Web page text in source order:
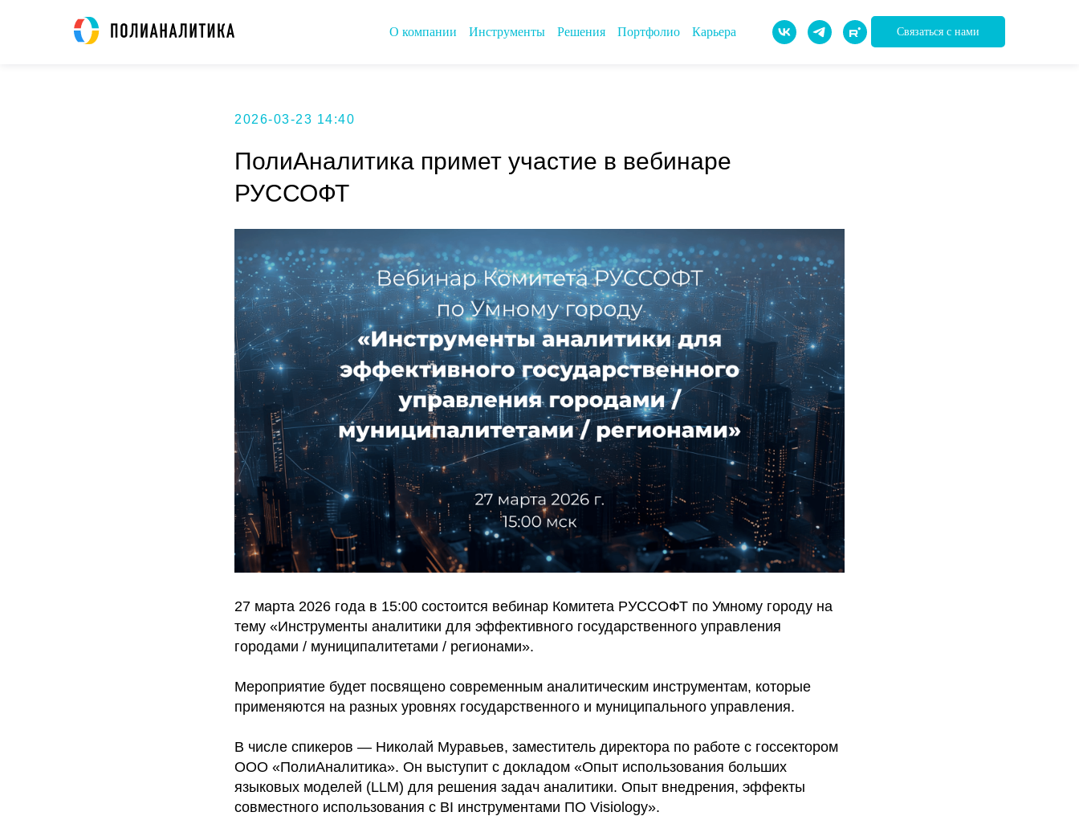
О компании Инструменты Решения Портфолио Карьера Связаться с нами
2026-03-23 14:40
ПолиАналитика примет участие в вебинаре
РУССОФТ
27 марта 2026 года в 15:00 состоится вебинар Комитета РУССОФТ по Умному городу на
тему «Инструменты аналитики для эффективного государственного управления
городами / муниципалитетами / регионами».
Мероприятие будет посвящено современным аналитическим инструментам, которые
применяются на разных уровнях государственного и муниципального управления.
В числе спикеров — Николай Муравьев, заместитель директора по работе с госсектором
ООО «ПолиАналитика». Он выступит с докладом «Опыт использования больших
языковых моделей (LLM) для решения задач аналитики. Опыт внедрения, эффекты
совместного использования с BI инструментами ПО Visiology».